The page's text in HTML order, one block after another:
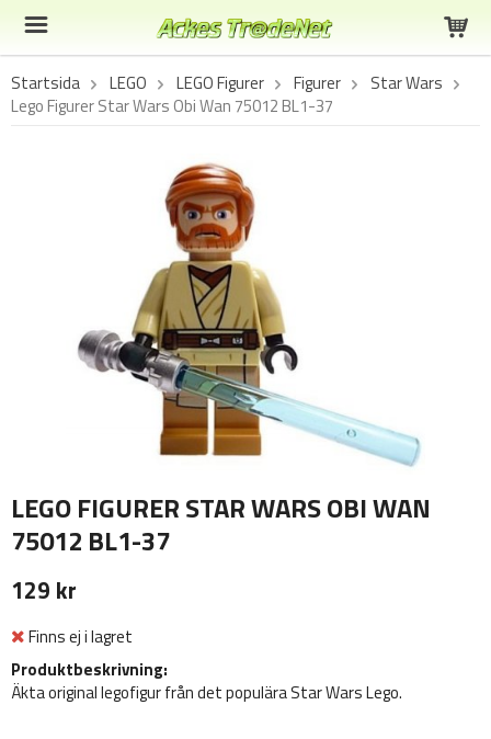
Startsida LEGO LEGO Figurer Figurer
Star Wars
Lego Figurer Star Wars Obi Wan 75012 BL1-37
LEGO FIGURER STAR WARS OBI WAN
75012 BL1-37
129 kr
Finns ej i lagret
Produktbeskrivning:
Äkta original legofigur från det populära Star Wars Lego.